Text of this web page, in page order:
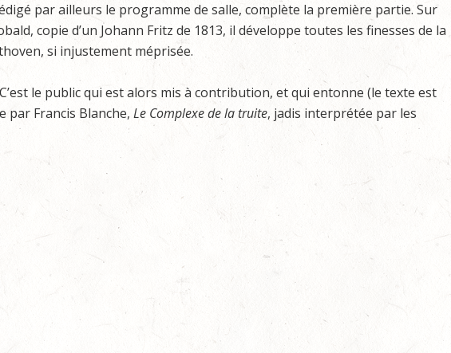
par ailleurs le programme de salle, complète la première partie. Sur
copie d’un Johann Fritz de 1813, il développe toutes les finesses de la
si injustement méprisée.
le public qui est alors mis à contribution, et qui entonne (le texte est
par Francis Blanche, Le Complexe de la truite, jadis interprétée par les